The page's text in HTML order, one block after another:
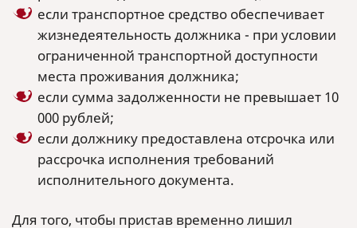
если транспортное средство обеспечивает
жизнедеятельность должника - при условии
ограниченной транспортной доступности
места проживания должника;
если сумма задолженности не превышает 10
000 рублей;
если должнику предоставлена отсрочка или
рассрочка исполнения требований
исполнительного документа.
Для того, чтобы пристав временно лишил